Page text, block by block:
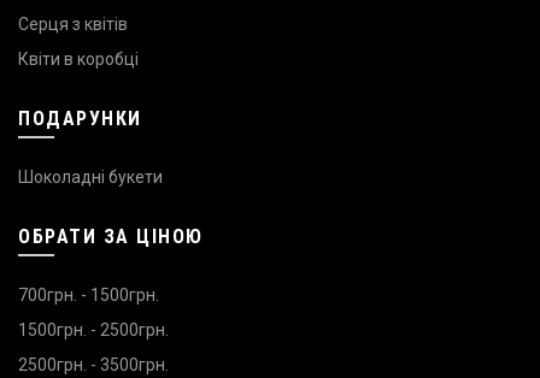
Серця з квітів
Квіти в коробці
ПОДАРУНКИ
Шоколадні букети
ОБРАТИ ЗА ЦІНОЮ
700грн. - 1500грн.
1500грн. - 2500грн.
2500грн. - 3500грн.